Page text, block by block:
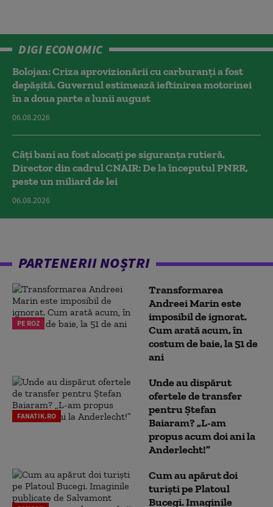
DIGI ECONOMIC
Bolojan: Criza aprovizionării cu carburanți a fost
depășită. Guvernul estimează ieftinirea motorinei
în a doua parte a lunii august
06.08.2026
Câți bani au fost alocați pe siguranța rutieră.
Director din cadrul CNAIR: De la începutul PNRR,
peste un miliard de lei
06.08.2026
PARTENERII NOȘTRI
PE ROZ
Transformarea
Andreei Marin este
imposibil de ignorat.
Cum arată acum, în
costum de baie, la 51 de
ani
FANATIK.RO
Unde au dispărut
ofertele de transfer
pentru Ștefan
Baiaram? „L-am
propus acum doi ani la
Anderlecht!”
Cum au apărut doi
turiști pe Platoul
Bucegi. Imaginile